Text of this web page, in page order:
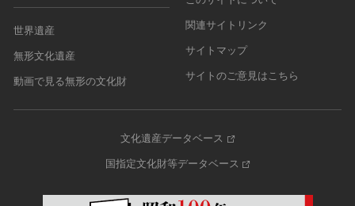
世界遺産
無形文化遺産
動画で見る無形の文化財
関連サイトリンク
サイトマップ
サイトのご意見はこちら
文化遺産データベース
国指定文化財等データベース